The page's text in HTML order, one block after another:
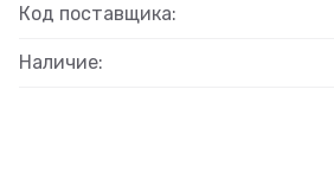
Код поставщика:
Наличие: